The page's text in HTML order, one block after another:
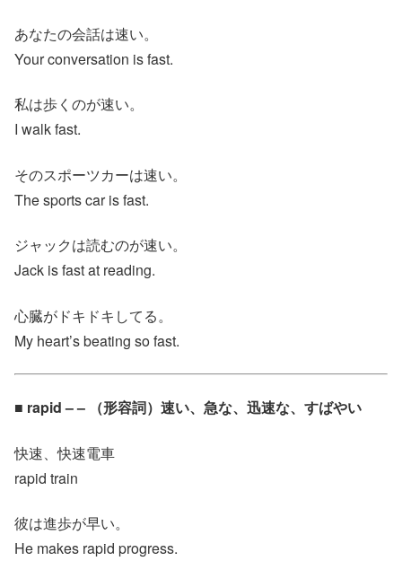
あなたの会話は速い。
Your conversation is fast.
私は歩くのが速い。
I walk fast.
そのスポーツカーは速い。
The sports car is fast.
ジャックは読むのが速い。
Jack is fast at reading.
心臓がドキドキしてる。
My heart’s beating so fast.
■ rapid – – （形容詞）速い、急な、迅速な、すばやい
快速、快速電車
rapid train
彼は進歩が早い。
He makes rapid progress.